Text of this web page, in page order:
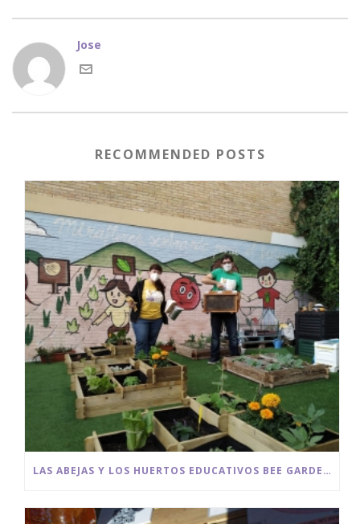
Jose
RECOMMENDED POSTS
LAS ABEJAS Y LOS HUERTOS EDUCATIVOS BEE GARDEN